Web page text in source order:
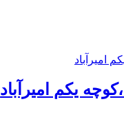
یکم امیرآباد